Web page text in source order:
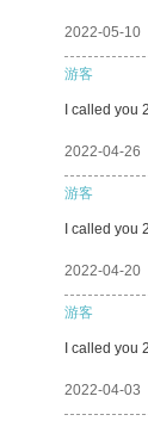
2022-05-10
游客
I called you
2022-04-26
游客
I called you
2022-04-20
游客
I called you
2022-04-03